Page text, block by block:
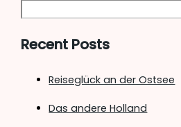
Recent Posts
Reiseglück an der Ostsee
Das andere Holland